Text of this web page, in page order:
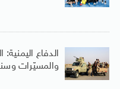
الدفاع
والمسيّرات